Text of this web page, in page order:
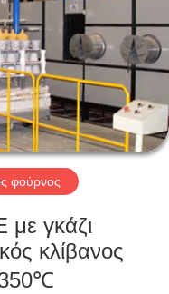
φούρνος
με γκάζι
κλίβανος